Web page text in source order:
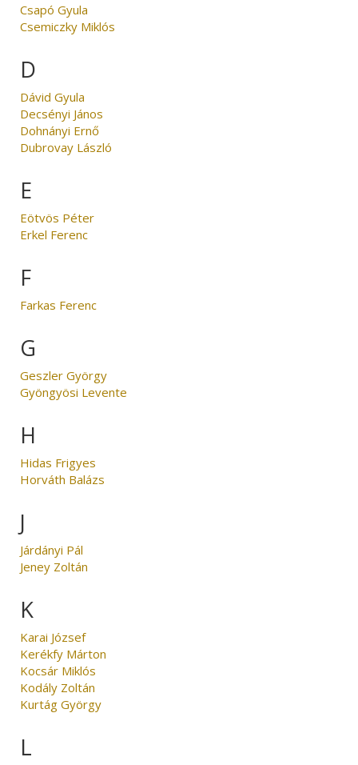
Csapó Gyula
Csemiczky Miklós
D
Dávid Gyula
Decsényi János
Dohnányi Ernő
Dubrovay László
E
Eötvös Péter
Erkel Ferenc
F
Farkas Ferenc
G
Geszler György
Gyöngyösi Levente
H
Hidas Frigyes
Horváth Balázs
J
Járdányi Pál
Jeney Zoltán
K
Karai József
Kerékfy Márton
Kocsár Miklós
Kodály Zoltán
Kurtág György
L